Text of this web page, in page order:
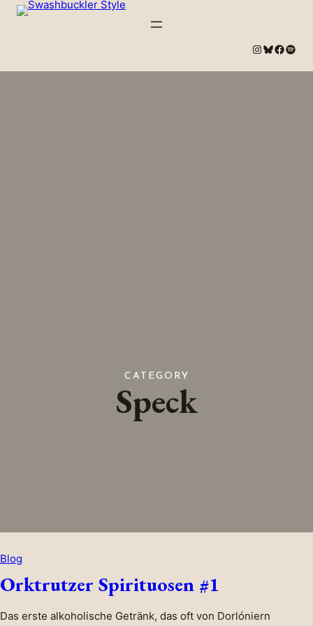
# Bluesky # Spotify
CATEGORY
Speck
Blog
Orktrutzer Spirituosen #1
Das erste alkoholische Getränk, das oft von Dorlóniern